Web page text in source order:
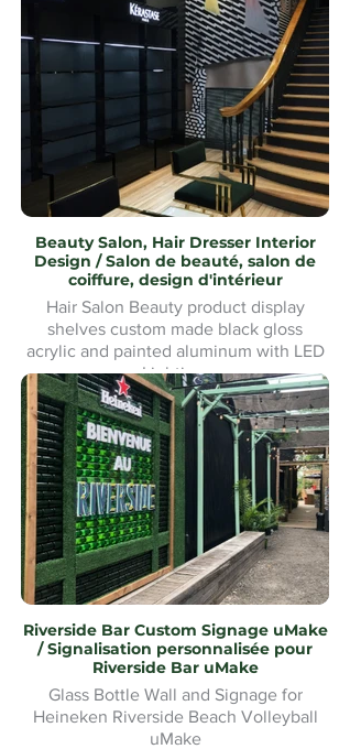
un client de Montréal. Fabrication et
installation sur mesure.Custom made
and Installation.
Beauty Salon, Hair Dresser Interior
Design / Salon de beauté, salon de
coiffure, design d'intérieur
Hair Salon Beauty product display
shelves custom made black gloss
acrylic and painted aluminum with LED
Lighting.
Présentoirs de produits de beauté pour
salon de coiffure fabriqués sur mesure
en acrylique noir brillant et aluminium
peint avec éclairage LED
Riverside Bar Custom Signage uMake
/ Signalisation personnalisée pour
Riverside Bar uMake
Glass Bottle Wall and Signage for
Heineken Riverside Beach Volleyball
uMake